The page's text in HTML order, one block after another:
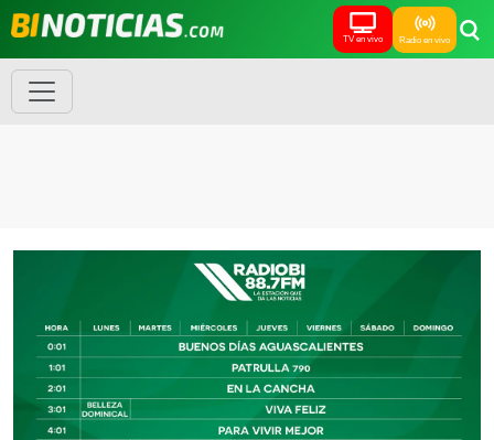
TV en vivo Radio en vivo